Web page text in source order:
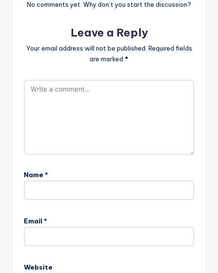
No comments yet. Why don’t you start the discussion?
Leave a Reply
Your email address will not be published. Required fields
are marked *
Name *
Email *
Website